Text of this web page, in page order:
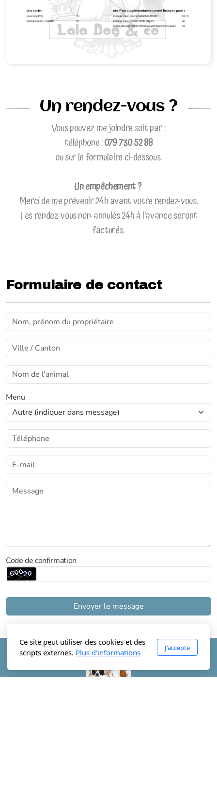
Un rendez-vous ?
Vous pouvez me joindre soit par :
téléphone :079 730 52 88
ou sur le formulaire ci-dessous.
Un empêchement ?
Merci de me prévenir 24h avant votre rendez-vous.
Les rendez-vous non-annulés 24h à l'avance seront
facturés.
Formulaire de contact
Menu
Code de confirmation
Envoyer le message
Ce site peut utiliser des cookies et des
scripts externes. Plus d'informations
J'accepte